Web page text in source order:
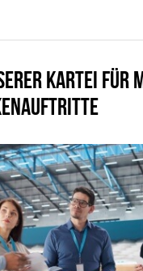
KARTEI FÜR